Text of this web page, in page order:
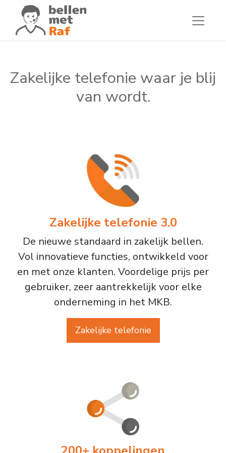
Zakelijke telefonie waar je blij
van wordt.
Zakelijke telefonie 3.0
De nieuwe standaard in zakelijk bellen.
Vol innovatieve functies, ontwikkeld voor
en met onze klanten. Voordelige prijs per
gebruiker, zeer aantrekkelijk voor elke
onderneming in het MKB.
Zakelijke telefonie